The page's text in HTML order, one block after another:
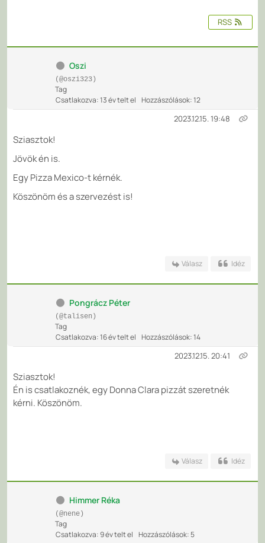
RSS
Oszi
(@oszi323)
Tag
Csatlakozva: 13 év telt el Hozzászólások: 12
2023.12.15. 19:48
Sziasztok!
Jövök én is.
Egy Pizza Mexico-t kérnék.
Köszönöm és a szervezést is!
Válasz Idéz
Pongrácz Péter
(@talisen)
Tag
Csatlakozva: 16 év telt el Hozzászólások: 14
2023.12.15. 20:41
Sziasztok!
Én is csatlakoznék, egy Donna Clara pizzát szeretnék
kérni. Köszönöm.
Válasz Idéz
Himmer Réka
(@nene)
Tag
Csatlakozva: 9 év telt el Hozzászólások: 5